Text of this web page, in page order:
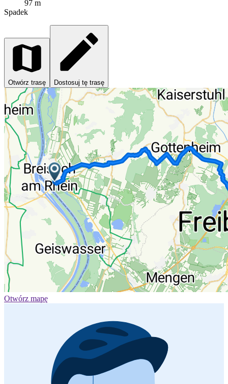
97 m
Spadek
Otwórz trasę Dostosuj tę trasę
Otwórz mapę